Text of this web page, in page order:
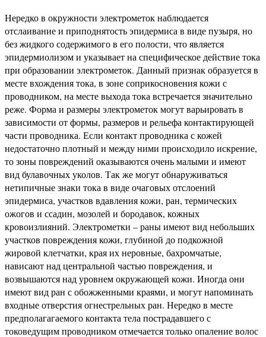
Нередко в окружности электрометок наблюдается
отслаивание и приподнятость эпидермиса в виде пузыря, но
без жидкого содержимого в его полости, что является
эпидермиолизом и указывает на специфическое действие тока
при образовании электрометок. Данный признак образуется в
месте вхождения тока, в зоне соприкосновения кожи с
проводником, на месте выхода тока встречается значительно
реже. Форма и размеры электрометок могут варьировать в
зависимости от формы, размеров и рельефа контактирующей
части проводника. Если контакт проводника с кожей
недостаточно плотный и между ними происходило искрение,
то зоны повреждений оказываются очень малыми и имеют
вид булавочных уколов. Так же могут обнаруживаться
нетипичные знаки тока в виде очаговых отслоений
эпидермиса, участков вдавления кожи, ран, термических
ожогов и ссадин, мозолей и бородавок, кожных
кровоизлияний. Электрометки – раны имеют вид небольших
участков повреждения кожи, глубиной до подкожной
жировой клетчатки, края их неровные, бахромчатые,
нависают над центральной частью повреждения, и
возвышаются над уровнем окружающей кожи. Иногда они
имеют вид ран с обожженными краями, и могут напоминать
входные отверстия огнестрельных ран. Нередко в месте
предполагагаемого контакта тела пострадавшего с
токоведущим проводником отмечается только опаление волос